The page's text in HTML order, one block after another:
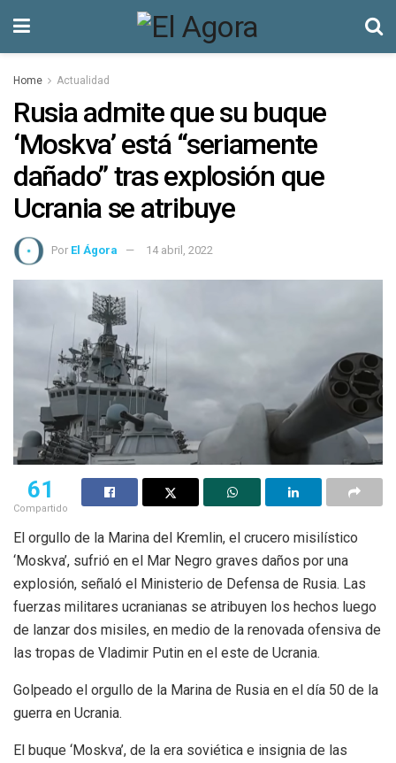
Home Actualidad
Rusia admite que su buque
‘Moskva’ está “seriamente
dañado” tras explosión que
Ucrania se atribuye
Por El Ágora 14 abril, 2022
61
Compartido
El orgullo de la Marina del Kremlin, el crucero misilístico
‘Moskva’, sufrió en el Mar Negro graves daños por una
explosión, señaló el Ministerio de Defensa de Rusia. Las
fuerzas militares ucranianas se atribuyen los hechos luego
de lanzar dos misiles, en medio de la renovada ofensiva de
las tropas de Vladimir Putin en el este de Ucrania.
Golpeado el orgullo de la Marina de Rusia en el día 50 de la
guerra en Ucrania.
El buque ‘Moskva’, de la era soviética e insignia de las